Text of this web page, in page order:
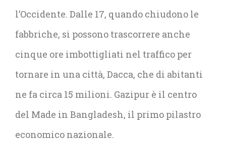
l’Occidente. Dalle 17, quando chiudono le
fabbriche, si possono trascorrere anche
cinque ore imbottigliati nel traffico per
tornare in una città, Dacca, che di abitanti
ne fa circa 15 milioni. Gazipur è il centro
del Made in Bangladesh, il primo pilastro
economico nazionale.